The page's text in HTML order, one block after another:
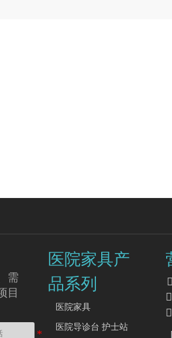
需
目
医院家具产
品系列
医院家具
医院导诊台 护士站

